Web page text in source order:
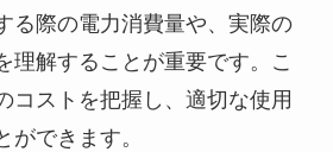
る際の電力消費量や、実際の
理解することが重要です。こ
コストを把握し、適切な使用
ができます。